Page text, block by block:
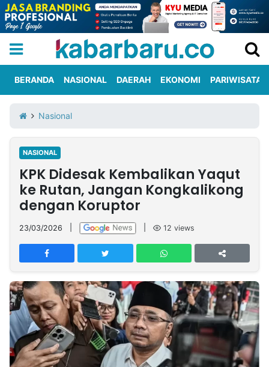
Iklan
Berita
Kami
Nasional
International
Olahraga
Entertainment
Daerah
Pariwisata
Kuliner
Kolom
Network
PT
TREETAN
INDONESIA
Partner
Insight
Suara
Lens
Daily
Jalan
Idealita
Kita
Dinamikapost.com
Radar
Seedbacklink
BERANDA NASIONAL DAERAH EKONOMI PARIWISATA
Nasional
NASIONAL
KPK Didesak Kembalikan Yaqut
ke Rutan, Jangan Kongkalikong
dengan Koruptor
23/03/2026 12 views